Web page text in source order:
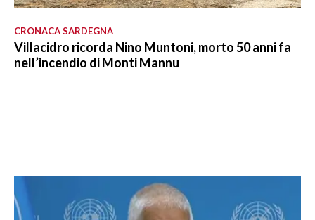
CRONACA SARDEGNA
Villacidro ricorda Nino Muntoni, morto 50 anni fa
nell’incendio di Monti Mannu